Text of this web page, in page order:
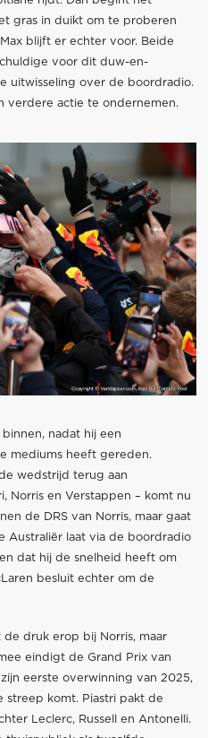
gras in duikt om te proberen
blijft er echter voor. Beide
voor dit duw-en-
uitwisseling over de boordradio.
verdere actie te ondernemen.
nadat hij een
mediums heeft gereden.
wedstrijd terug aan
Norris en Verstappen – komt nu
de DRS van Norris, maar gaat
Australiër laat via de boordradio
dat hij de snelheid heeft om
besluit echter om de
de druk erop bij Norris, maar
eindigt de Grand Prix van
eerste overwinning van 2025,
streep komt. Piastri pakt de
Leclerc, Russell en Antonelli.